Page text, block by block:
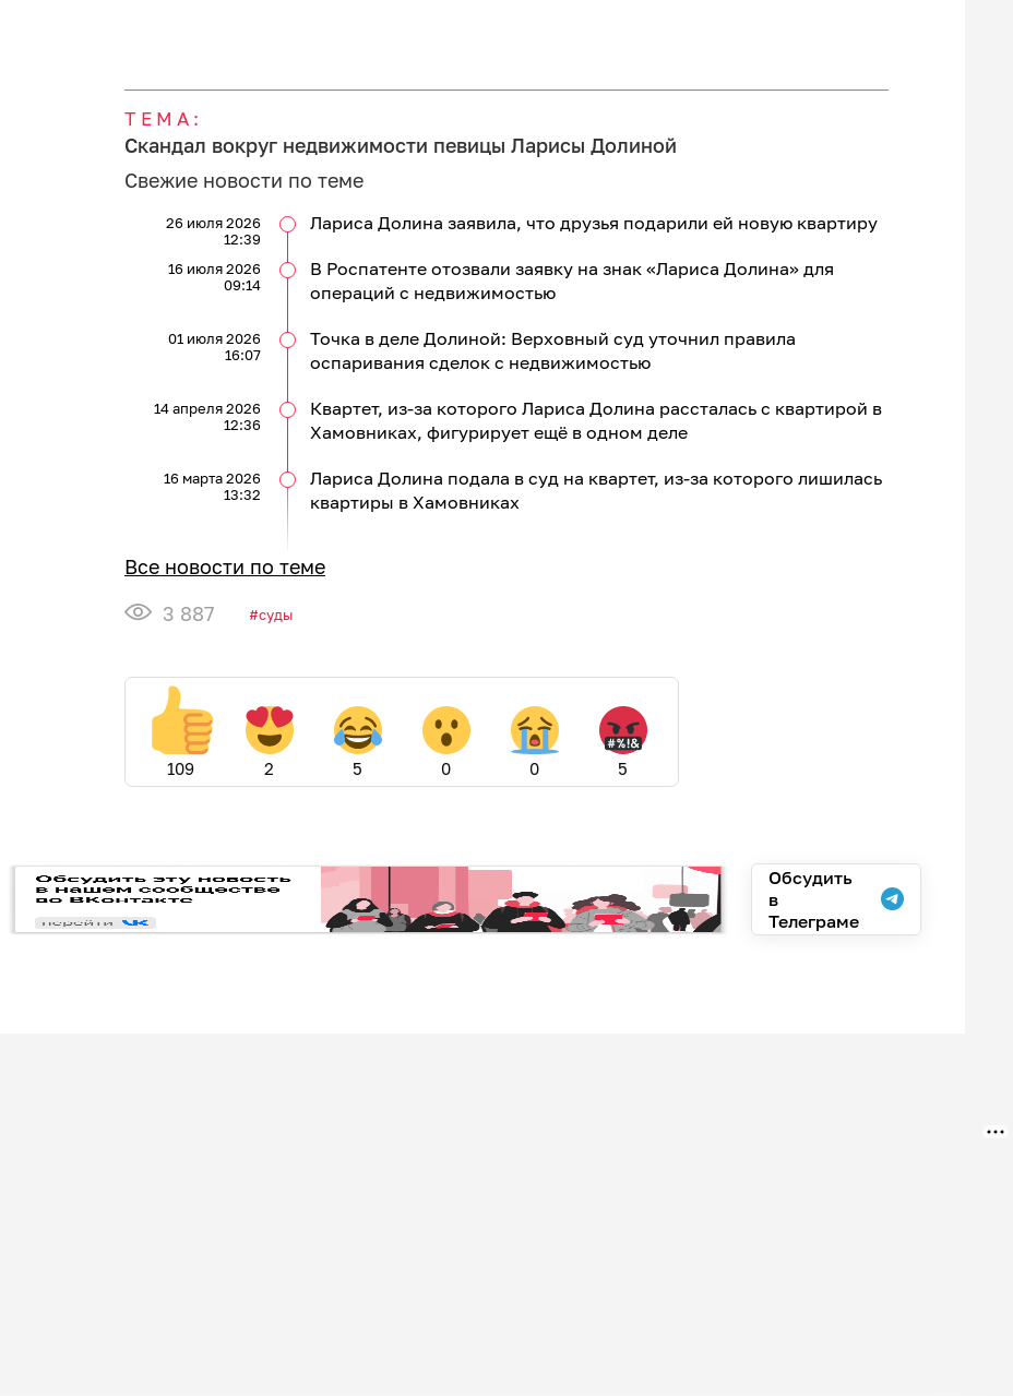
ТЕМА:
Скандал вокруг недвижимости певицы Ларисы Долиной
Свежие новости по теме
Лариса Долина заявила, что друзья подарили ей новую квартиру
26 июля 2026
12:39
В Роспатенте отозвали заявку на знак «Лариса Долина» для
операций с недвижимостью
16 июля 2026
09:14
Точка в деле Долиной: Верховный суд уточнил правила
оспаривания сделок с недвижимостью
01 июля 2026
16:07
Квартет, из-за которого Лариса Долина рассталась с квартирой в
Хамовниках, фигурирует ещё в одном деле
14 апреля 2026
12:36
Лариса Долина подала в суд на квартет, из-за которого лишилась
квартиры в Хамовниках
16 марта 2026
13:32
Все новости по теме
3 887
суды
109 2 5 0 0 5
Обсудить
в
Телеграме